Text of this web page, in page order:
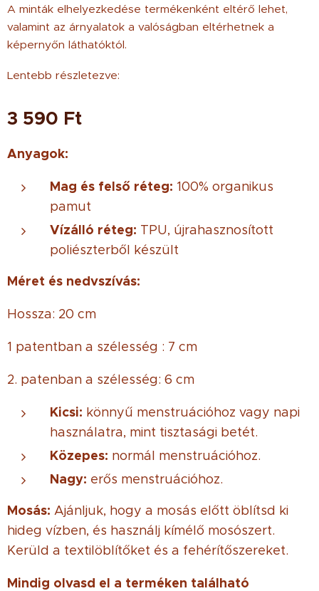
A minták elhelyezkedése termékenként eltérő lehet,
valamint az árnyalatok a valóságban eltérhetnek a
képernyőn láthatóktól.
Lentebb részletezve:
3 590 Ft
Anyagok:
Mag és felső réteg: 100% organikus
pamut
Vízálló réteg: TPU, újrahasznosított
poliészterből készült
Méret és nedvszívás:
Hossza: 20 cm
1 patentban a szélesség : 7 cm
2. patenban a szélesség: 6 cm
Kicsi: könnyű menstruációhoz vagy napi
használatra, mint tisztasági betét.
Közepes: normál menstruációhoz.
Nagy: erős menstruációhoz.
Mosás: Ajánljuk, hogy a mosás előtt öblítsd ki
hideg vízben, és használj kímélő mosószert.
Kerüld a textilöblítőket és a fehérítőszereket.
Mindig olvasd el a terméken található